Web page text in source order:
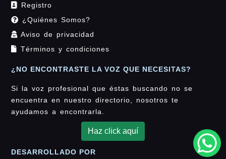
Registro
¿Quiénes Somos?
Aviso de privacidad
Términos y condiciones
¿NO ENCONTRASTE LA VOZ QUE NECESITAS?
Si la voz profesional que éstas buscando no se
encuentra en nuestro directorio, nosotros te
ayudamos a encontrarla.
Haz click aquí
DESARROLLADO POR